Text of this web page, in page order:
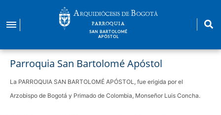
contenido
PARROQUIA
SAN BARTOLOMÉ
APÓSTOL
Parroquia San Bartolomé Apóstol
La PARROQUIA SAN BARTOLOMÉ APÓSTOL, fue erigida por el
Arzobispo de Bogotá y Primado de Colombia, Monseñor Luis Concha.